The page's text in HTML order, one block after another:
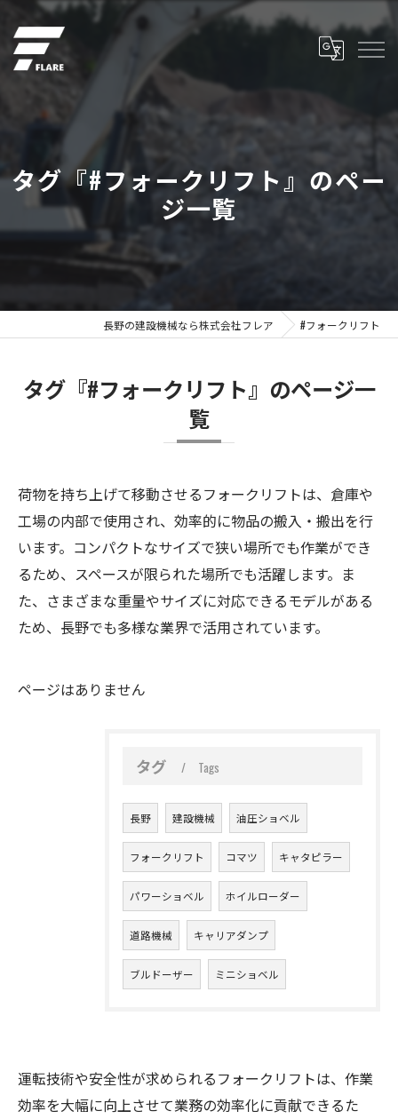
タグ『#フォークリフト』のペー
ジ一覧
長野の建設機械なら株式会社フレア #フォークリフト
タグ『#フォークリフト』のページ一
覧
荷物を持ち上げて移動させるフォークリフトは、倉庫や
工場の内部で使用され、効率的に物品の搬入・搬出を行
います。コンパクトなサイズで狭い場所でも作業ができ
るため、スペースが限られた場所でも活躍します。ま
た、さまざまな重量やサイズに対応できるモデルがある
ため、長野でも多様な業界で活用されています。
ページはありません
タグ Tags
長野 建設機械 油圧ショベル
フォークリフト コマツ キャタピラー
パワーショベル ホイルローダー
道路機械 キャリアダンプ
ブルドーザー ミニショベル
運転技術や安全性が求められるフォークリフトは、作業
効率を大幅に向上させて業務の効率化に貢献できるた